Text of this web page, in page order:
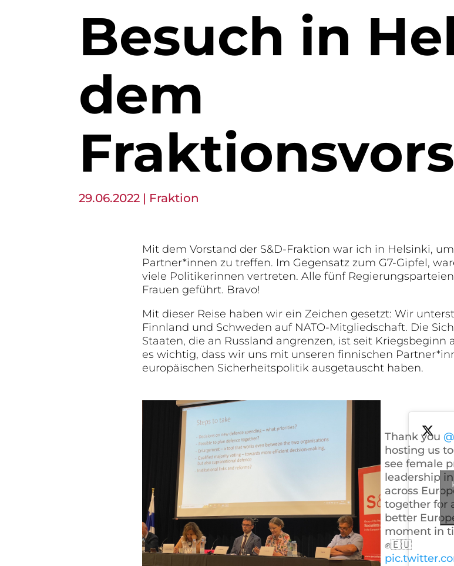
Besuch in
dem
29.06.2022 | Fraktion
Mit dem Vorstand der S&D-Fraktion war ich in Helsinki,
Partner*innen zu treffen. Im Gegensatz zum G7-Gipfel,
viele Politikerinnen vertreten. Alle fünf
Frauen geführt. Bravo!
Mit dieser Reise haben wir ein Zeichen gesetzt: Wir
Finnland und Schweden auf NATO-Mitgliedschaft. Die
Staaten, die an Russland angrenzen, ist seit Kriegsbeginn
es wichtig, dass wir uns mit unseren finnischen
europäischen Sicherheitspolitik ausgetauscht haben.
Thank you
hosting us
see female
leadership
across
together for
better
moment in
✊🇪🇺